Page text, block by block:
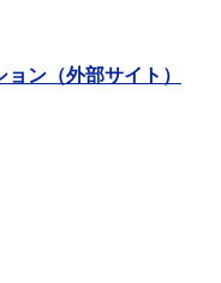
ン（外部サイト）